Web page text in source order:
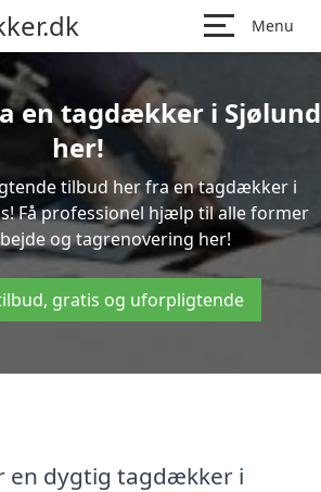
Menu
en tagdækker i Sjølund
her!
tilbud her fra en tagdækker i
Få professionel hjælp til alle former
og tagrenovering her!
gratis og uforpligtende
en dygtig tagdækker i